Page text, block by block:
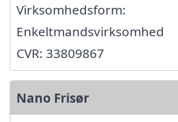
Virksomhedsform:
Enkeltmandsvirksomhed
CVR: 33809867
Nano Frisør